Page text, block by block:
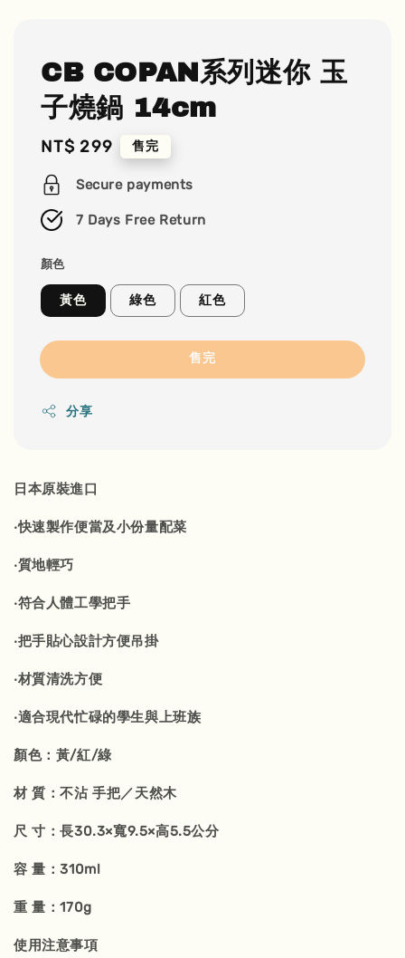
CB COPAN系列迷你 玉
子燒鍋 14cm
Regular
price
NT$ 299 售完
Secure payments
7 Days Free Return
顏色
黃色 綠色 紅色
售完
分享
日本原裝進口
‧快速製作便當及小份量配菜
‧質地輕巧
‧符合人體工學把手
‧把手貼心設計方便吊掛
‧材質清洗方便
‧適合現代忙碌的學生與上班族
顏色：黃/紅/綠
材 質：不沾 手把／天然木
尺 寸：長30.3×寬9.5×高5.5公分
容 量：310ml
重 量：170g
使用注意事項